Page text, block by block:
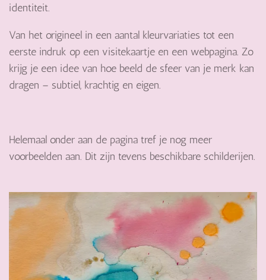
identiteit.
Van het origineel in een aantal kleurvariaties tot een
eerste indruk op een visitekaartje en een webpagina. Zo
krijg je een idee van hoe beeld de sfeer van je merk kan
dragen – subtiel, krachtig en eigen.
Helemaal onder aan de pagina tref je nog meer
voorbeelden aan. Dit zijn tevens beschikbare schilderijen.